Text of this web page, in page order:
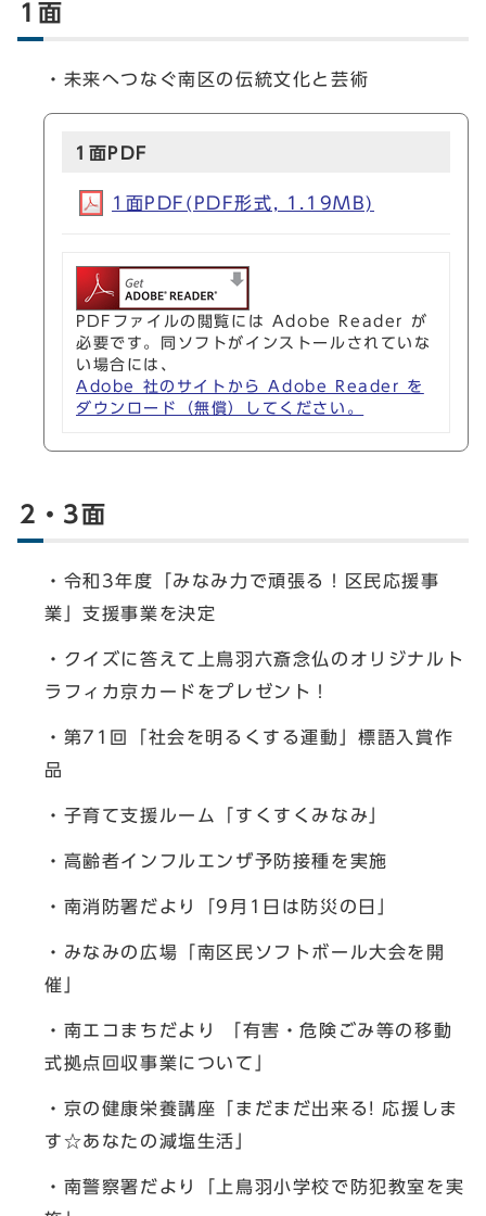
1面
・未来へつなぐ南区の伝統文化と芸術
1面PDF
1面PDF(PDF形式, 1.19MB)
PDFファイルの閲覧には Adobe Reader が
必要です。同ソフトがインストールされていな
い場合には、
Adobe 社のサイトから Adobe Reader を
ダウンロード（無償）してください。
2・3面
・令和3年度「みなみ力で頑張る！区民応援事
業」支援事業を決定
・クイズに答えて上鳥羽六斎念仏のオリジナルト
ラフィカ京カードをプレゼント！
・第71回「社会を明るくする運動」標語入賞作
品
・子育て支援ルーム「すくすくみなみ」
・高齢者インフルエンザ予防接種を実施
・南消防署だより「9月1日は防災の日」
・みなみの広場「南区民ソフトボール大会を開
催」
・南エコまちだより 「有害・危険ごみ等の移動
式拠点回収事業について」
・京の健康栄養講座「まだまだ出来る! 応援しま
す☆あなたの減塩生活」
・南警察署だより「上鳥羽小学校で防犯教室を実